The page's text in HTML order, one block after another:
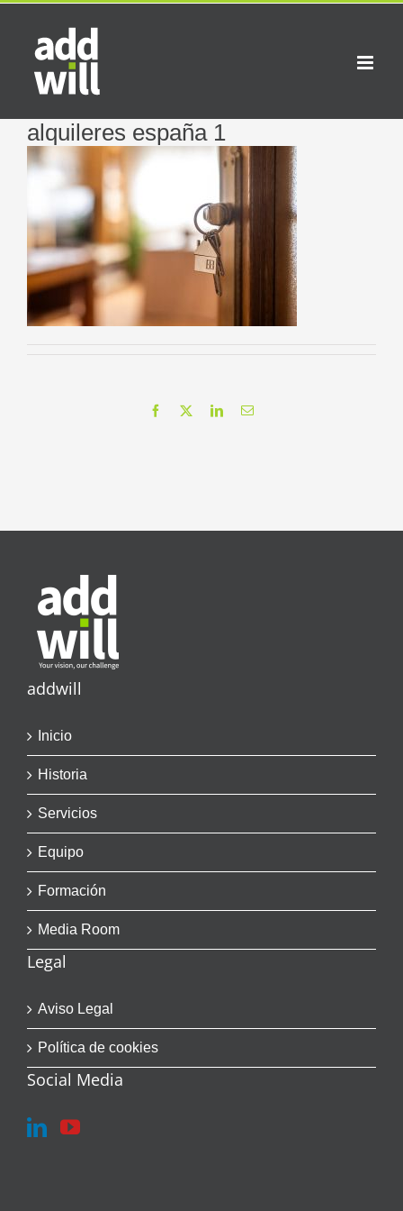
Saltar
contenido
alquileres españa 1
Facebook LinkedInCorreo
addwill
Inicio
Historia
Servicios
Equipo
Formación
Media Room
Legal
Aviso Legal
Política de cookies
Social Media